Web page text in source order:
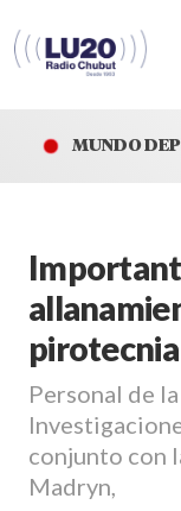
MUNDO
pirotecnia
Personal de
conjunto con
Madryn,